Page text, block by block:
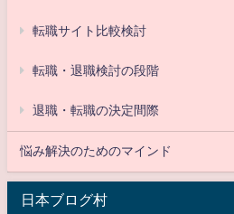
転職サイト比較検討
転職・退職検討の段階
退職・転職の決定間際
悩み解決のためのマインド
日本ブログ村